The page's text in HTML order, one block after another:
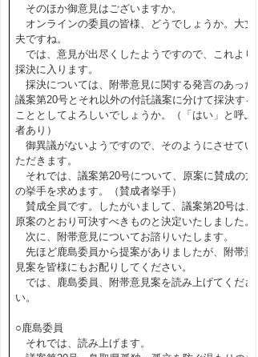
そのほか御意見はございますか。
オンラインの委員の皆様、どうでしょうか。大丈
夫ですね。
では、意見が出尽くしたようですので、これより
採決に入ります。
採決については、附帯意見に関する発言のあった
議案第20号とそれ以外の付託議案に分けて採決する
こととしてよろしいでしょうか。（「はい」と呼ぶ
者あり）
御異議がないようですので、そのようにさせてい
ただきます。
それでは、議案第20号について、原案に賛成の方
の挙手を求めます。（賛成者挙手）
賛成全員です。したがいまして、議案第20号は、
原案のとおり可決すべきものと決定いたしました。
次に、附帯意見についてお諮りいたします。
先ほど鹿島委員から提案がありましたが、附帯意
見案を皆様にもお配りしてください。
では、鹿島委員、附帯意見案を読み上げてくださ
い。
○鹿島委員
それでは、読み上げます。